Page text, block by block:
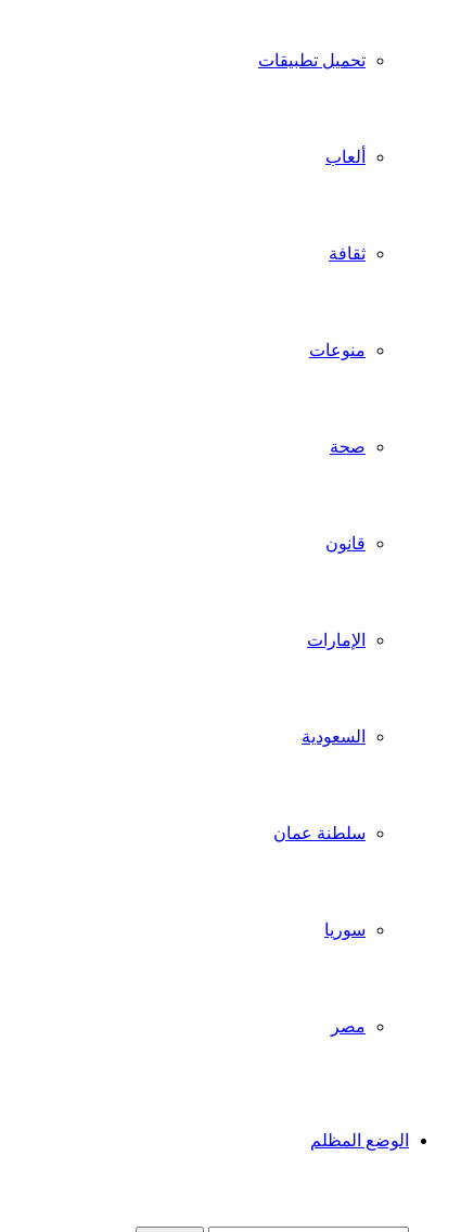
تحميل تطبيقات
ألعاب
ثقافة
منوعات
صحة
قانون
الإمارات
السعودية
سلطنة عمان
سوريا
مصر
الوضع المظلم